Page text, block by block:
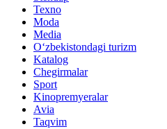
Texno
Moda
Media
O‘zbekistondagi turizm
Katalog
Chegirmalar
Sport
Kinopremyeralar
Avia
Taqvim